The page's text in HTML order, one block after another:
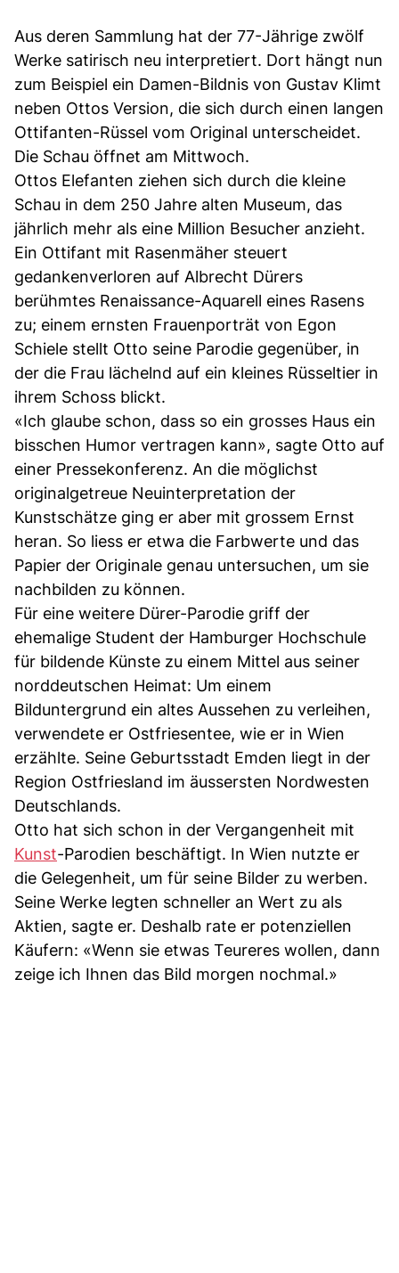
Aus deren Sammlung hat der 77-Jährige zwölf
Werke satirisch neu interpretiert. Dort hängt nun
zum Beispiel ein Damen-Bildnis von Gustav Klimt
neben Ottos Version, die sich durch einen langen
Ottifanten-Rüssel vom Original unterscheidet.
Die Schau öffnet am Mittwoch.
Ottos Elefanten ziehen sich durch die kleine
Schau in dem 250 Jahre alten Museum, das
jährlich mehr als eine Million Besucher anzieht.
Ein Ottifant mit Rasenmäher steuert
gedankenverloren auf Albrecht Dürers
berühmtes Renaissance-Aquarell eines Rasens
zu; einem ernsten Frauenporträt von Egon
Schiele stellt Otto seine Parodie gegenüber, in
der die Frau lächelnd auf ein kleines Rüsseltier in
ihrem Schoss blickt.
«Ich glaube schon, dass so ein grosses Haus ein
bisschen Humor vertragen kann», sagte Otto auf
einer Pressekonferenz. An die möglichst
originalgetreue Neuinterpretation der
Kunstschätze ging er aber mit grossem Ernst
heran. So liess er etwa die Farbwerte und das
Papier der Originale genau untersuchen, um sie
nachbilden zu können.
Für eine weitere Dürer-Parodie griff der
ehemalige Student der Hamburger Hochschule
für bildende Künste zu einem Mittel aus seiner
norddeutschen Heimat: Um einem
Bilduntergrund ein altes Aussehen zu verleihen,
verwendete er Ostfriesentee, wie er in Wien
erzählte. Seine Geburtsstadt Emden liegt in der
Region Ostfriesland im äussersten Nordwesten
Deutschlands.
Otto hat sich schon in der Vergangenheit mit
Kunst-Parodien beschäftigt. In Wien nutzte er
die Gelegenheit, um für seine Bilder zu werben.
Seine Werke legten schneller an Wert zu als
Aktien, sagte er. Deshalb rate er potenziellen
Käufern: «Wenn sie etwas Teureres wollen, dann
zeige ich Ihnen das Bild morgen nochmal.»